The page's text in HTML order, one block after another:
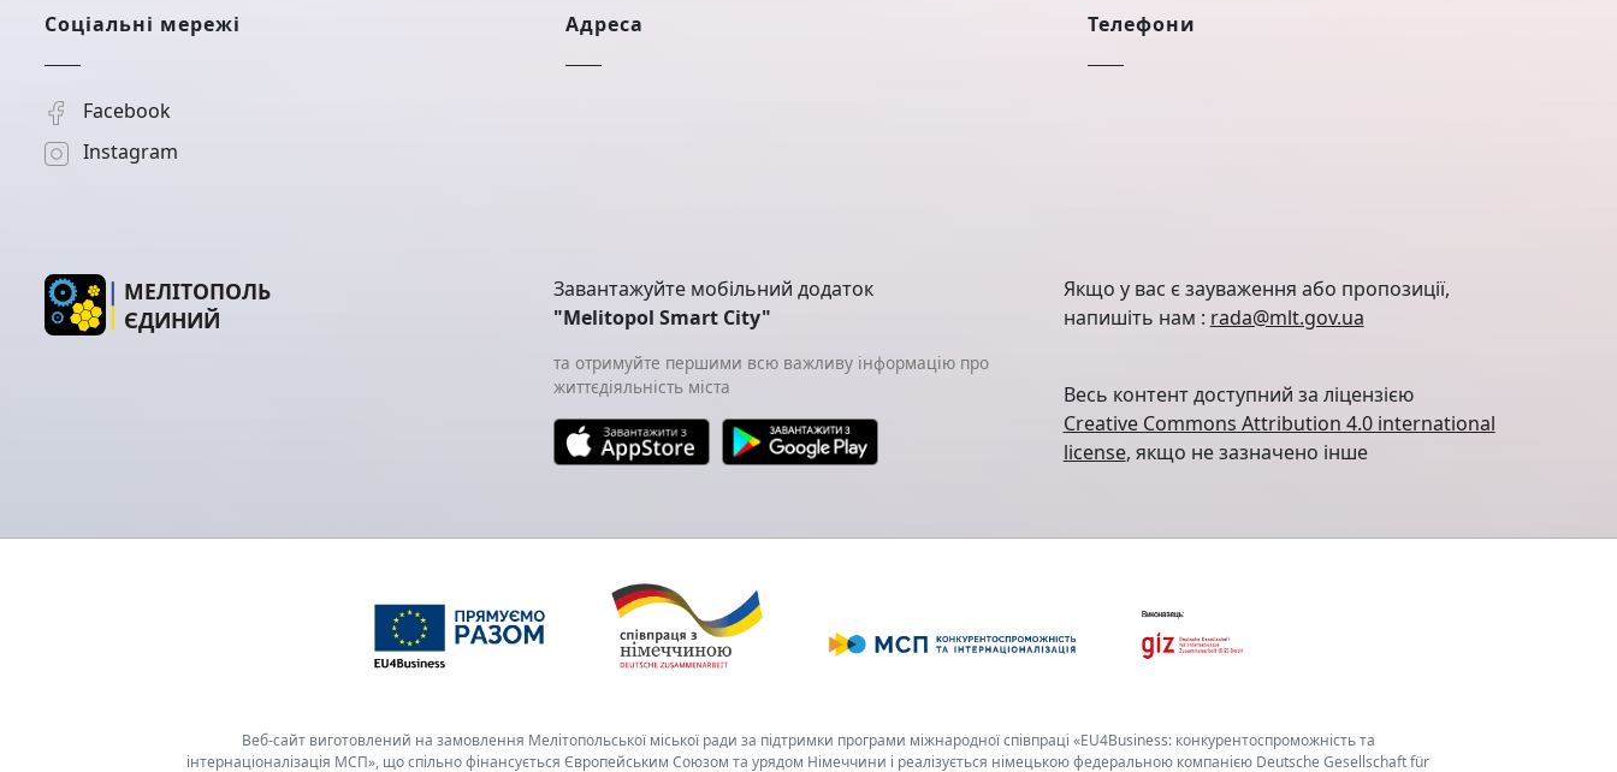
Соціальні мережі
Facebook
Instagram
Адреса Телефони
МЕЛІТОПОЛЬ
ЄДИНИЙ
Завантажуйте мобільний додаток
"Melitopol Smart City"
та отримуйте першими всю важливу інформацію про
життєдіяльність міста
Якщо у вас є зауваження або пропозиції,
напишіть нам : rada@mlt.gov.ua
Весь контент доступний за ліцензією
Creative Commons Attribution 4.0 international
license, якщо не зазначено інше
Веб-сайт виготовлений на замовлення Мелітопольської міської ради за підтримки програми міжнародної співпраці «EU4Business: конкурентоспроможність та
інтернаціоналізація МСП», що спільно фінансується Європейським Союзом та урядом Німеччини і реалізується німецькою федеральною компанією Deutsche Gesellschaft für